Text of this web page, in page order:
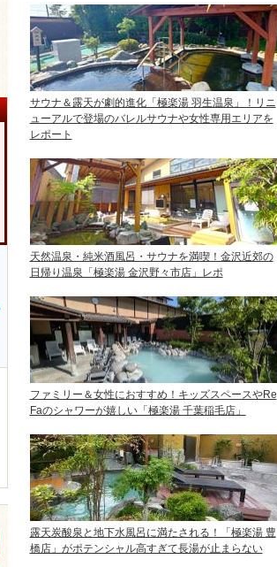
サウナ＆露天が劇的進化「極楽湯 羽生温泉」！リニ
ューアルで登場のバレルサウナや女性専用エリアを
レポート
天然温泉・純米酒風呂・サウナを満喫！金沢近郊の
日帰り温泉「極楽湯 金沢野々市店」レポ
ファミリー＆女性におすすめ！キッズスペースやRe
Faのシャワーが嬉しい「極楽湯 千葉稲毛店」
露天炭酸泉と地下水風呂に満たされる！「極楽湯 豊
橋店」がポテンシャル高すぎて長湯が止まらない